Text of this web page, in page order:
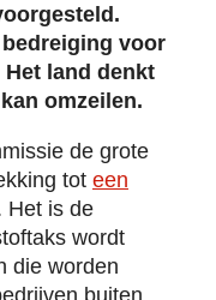
voor
land denkt
omzeilen.
de grote
tot een
Het is de
wordt
die worden
buiten